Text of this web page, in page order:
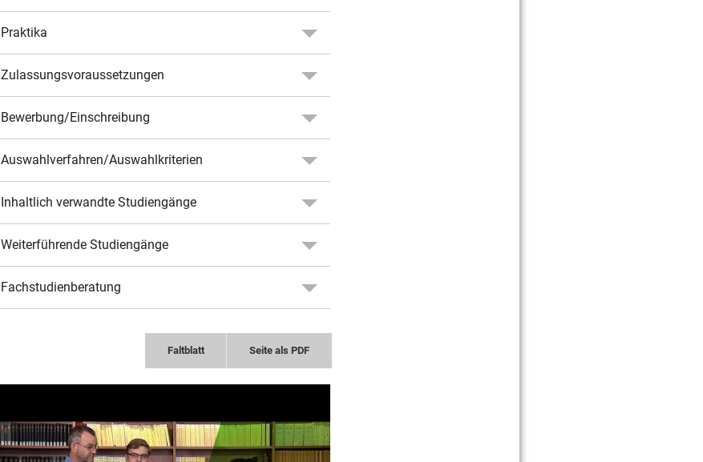
Praktika
Zulassungsvoraussetzungen
Bewerbung/Einschreibung
Auswahlverfahren/Auswahlkriterien
Inhaltlich verwandte Studiengänge
Weiterführende Studiengänge
Fachstudienberatung
Faltblatt Seite als PDF